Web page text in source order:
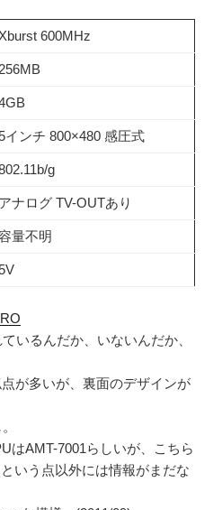
Xburst 600MHz
256MB
インチ 800×480 感圧式
g
アナログ TV-OUTあり
量不明
いるんだか、いないんだか、
が多いが、裏面のデザインが
はAMT-7001らしいが、こちら
いう点以外には情報がまだな